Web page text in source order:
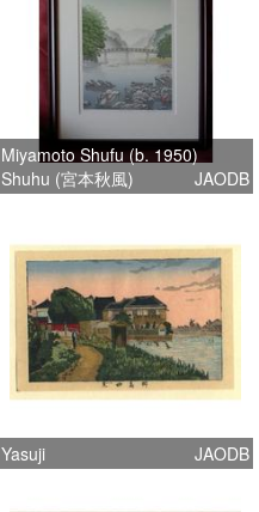
Miyamoto Shufu (b. 1950)
Shuhu (宮本秋風)
JAODB
Yasuji JAODB